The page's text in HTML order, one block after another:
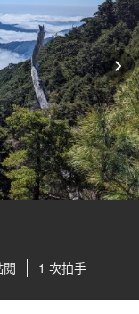
1 次拍手